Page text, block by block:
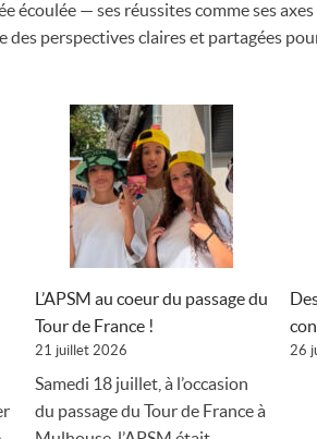
écoulée — ses réussites comme ses axes
perspectives claires et partagées
L’APSM au coeur du passage du
Tour de France !
21 juillet 2026
Samedi 18 juillet, à l’occasion
du passage du Tour de France à
26